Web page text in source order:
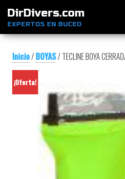
DirDivers.com
EXPERTOS EN BUCEO
Inicio/ BOYAS/ TECLINE BOYA
¡Oferta!